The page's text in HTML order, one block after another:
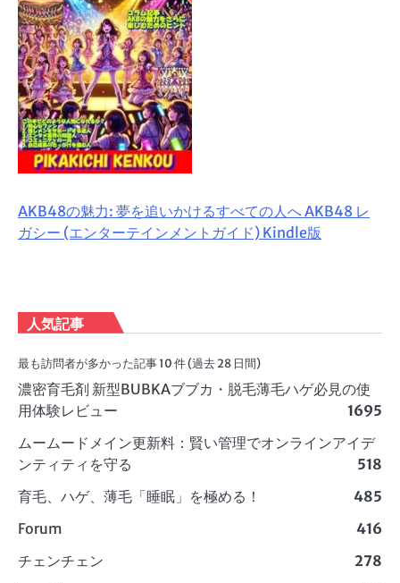
AKB48の魅力: 夢を追いかけるすべての人へ AKB48 レ
ガシー (エンターテインメントガイド) Kindle版
人気記事
最も訪問者が多かった記事 10 件 (過去 28 日間)
濃密育毛剤 新型BUBKAブブカ・脱毛薄毛ハゲ必見の使
用体験レビュー
1695
ムームードメイン更新料：賢い管理でオンラインアイデ
ンティティを守る
518
育毛、ハゲ、薄毛「睡眠」を極める！
485
Forum
416
チェンチェン
278